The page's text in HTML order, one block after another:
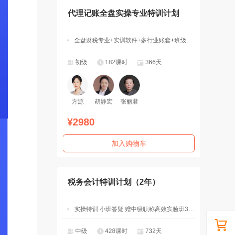
代理记账全盘实操专业特训计划
全盘财税专业+实训软件+多行业账套+班级辅导
初级 182课时 366天
方源 胡静宏 张丽君
¥2980
加入购物车
税务会计特训计划（2年）
实操特训 小班答疑 赠中级职称高效实验班3科2考期
中级 428课时 732天